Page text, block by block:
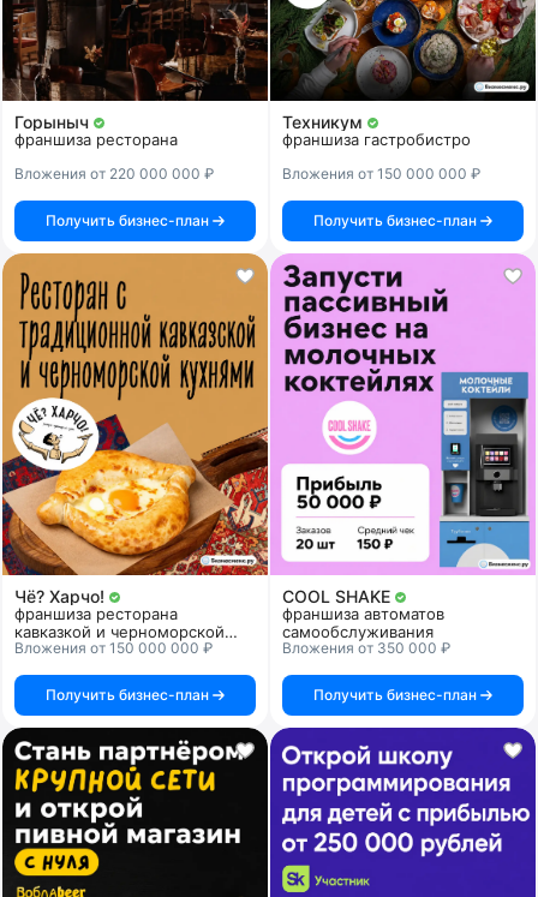
Горыныч
франшиза ресторана
Вложения от 220 000 000 ₽
Получить бизнес-план
Техникум
франшиза гастробистро
Вложения от 150 000 000 ₽
Получить бизнес-план
Чё? Харчо!
франшиза ресторана
кавказкой и черноморской
кухни
Вложения от 150 000 000 ₽
Получить бизнес-план
COOL SHAKE
франшиза автоматов
самообслуживания
Вложения от 350 000 ₽
Получить бизнес-план